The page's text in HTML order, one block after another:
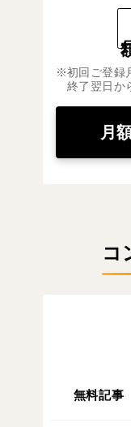
初回ご登録
終了翌日か
月
コ
無料記事